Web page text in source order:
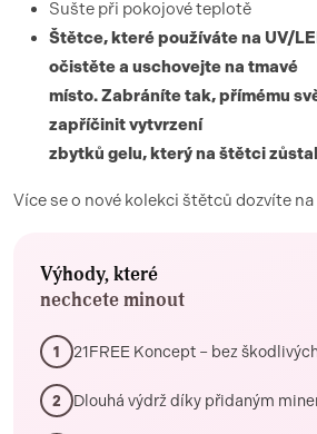
Sušte při pokojové teplotě
Štětce, které používáte na UV/
očistěte a uschovejte na tmavé
místo. Zabráníte tak, přímému
zapříčinit vytvrzení
zbytků gelu, který na štětci
Více se o nové kolekci štětců dozvíte na
Výhody, které
nechcete minout
1 21FREE Koncept – bez
2 Dlouhá výdrž díky přidaným